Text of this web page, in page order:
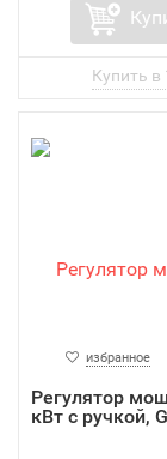
избранное
Регулятор
кВт с ручкой,